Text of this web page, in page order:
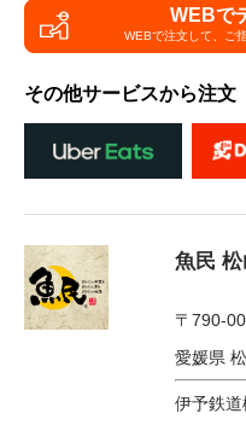
WEBで
WEBで注文して、 ご
その他サービスから注文
魚民
〒790-
愛媛県
伊予鉄